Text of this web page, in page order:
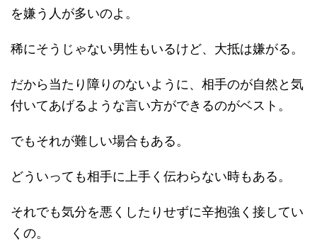
を嫌う人が多いのよ。
稀にそうじゃない男性もいるけど、大抵は嫌がる。
だから当たり障りのないように、相手のが自然と気
付いてあげるような言い方ができるのがベスト。
でもそれが難しい場合もある。
どういっても相手に上手く伝わらない時もある。
それでも気分を悪くしたりせずに辛抱強く接してい
くの。